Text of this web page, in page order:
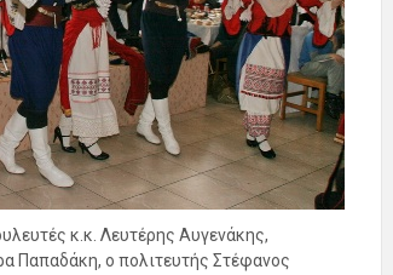
κ.κ. Λευτέρης Αυγενάκης,
Παπαδάκη, ο πολιτευτής Στέφανος